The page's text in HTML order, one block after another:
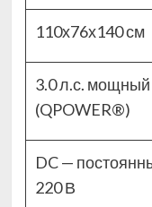
110х76х140 см
3.0 л.с. мощный
(QPOWER®)
DC —
220 В